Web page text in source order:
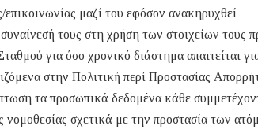
μαζί του εφόσον ανακηρυχθεί
τους στη χρήση των στοιχείων τους
για όσο χρονικό διάστημα απαιτείται
στην Πολιτική περί Προστασίας
τα προσωπικά δεδομένα κάθε
νομοθεσίας σχετικά με την προστασία των